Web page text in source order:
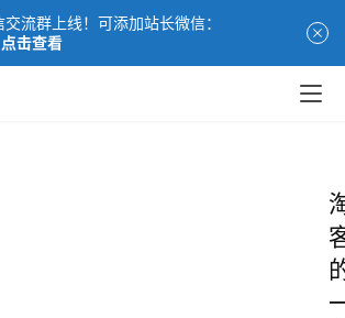
流群上线！可添加站长微信：
点击查看